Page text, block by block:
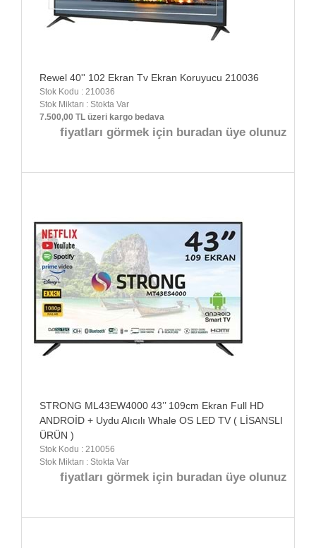
Rewel 40'' 102 Ekran Tv Ekran Koruyucu 210036
Stok Kodu : 210036
Stok Miktarı : Stokta Var
7.500,00 TL üzeri kargo bedava
fiyatları görmek için buradan üye olunuz
STRONG ML43EW4000 43’’ 109cm Ekran Full HD
ANDROİD + Uydu Alıcılı Whale OS LED TV ( LİSANSLI
ÜRÜN )
Stok Kodu : 210056
Stok Miktarı : Stokta Var
fiyatları görmek için buradan üye olunuz